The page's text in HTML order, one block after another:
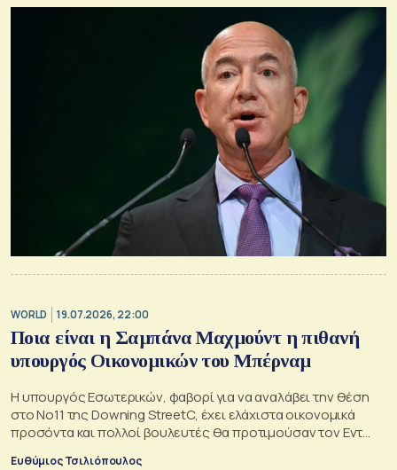
WORLD 19.07.2026, 22:00
Ποια είναι η Σαμπάνα Μαχμούντ η πιθανή
υπουργός Οικονομικών του Μπέρναμ
Η υπουργός Εσωτερικών, φαβορί για να αναλάβει την θέση
στο Νο11 της Downing StreetC, έχει ελάχιστα οικονομικά
προσόντα και πολλοί βουλευτές θα προτιμούσαν τον Εντ
Μίλιμπαντ
Ευθύμιος Τσιλιόπουλος